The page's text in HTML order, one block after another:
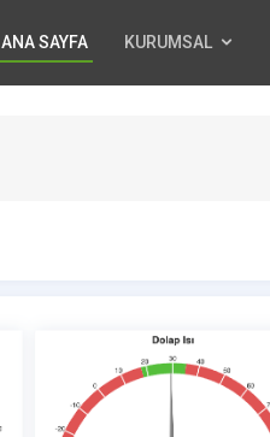
ANA SAYFA KURUMSAL